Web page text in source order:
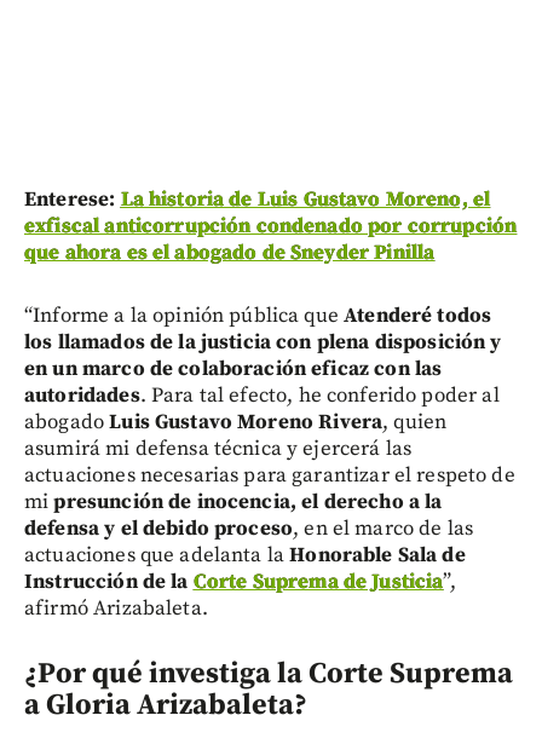
Enterese:La historia de Luis Gustavo Moreno, el
exfiscal anticorrupción condenado por corrupción
que ahora es el abogado de Sneyder Pinilla
“Informe a la opinión pública queAtenderé todos
los llamados de la justicia con plena disposición y
en un marco de colaboración eficaz con las
autoridades. Para tal efecto, he conferido poder al
abogadoLuis Gustavo Moreno Rivera, quien
asumirá mi defensa técnica y ejercerá las
actuaciones necesarias para garantizar el respeto de
mipresunción de inocencia, el derecho a la
defensa y el debido proceso, en el marco de las
actuaciones que adelanta laHonorable Sala de
Instrucción de laCorte Suprema de Justicia”,
afirmó Arizabaleta.
¿Por qué investiga la Corte Suprema
a Gloria Arizabaleta?